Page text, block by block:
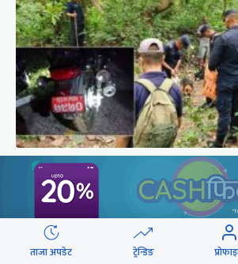
पूर्वमेयर सिंहको खोजीमा गौतमबुद्ध
कुकुरसमेत परिचालन, ड्रोनबाट पनि
ताजा अपडेट ट्रेन्डिङ